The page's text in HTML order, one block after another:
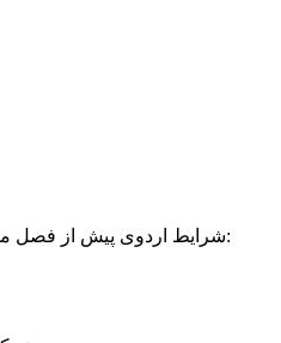
شرایط اردوی پیش از فصل مسابقات سالن شیرودی(آقایان و بانوان):